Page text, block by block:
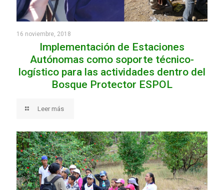
16 noviembre, 2018
Implementación de Estaciones
Autónomas como soporte técnico-
logístico para las actividades dentro del
Bosque Protector ESPOL
Leer más